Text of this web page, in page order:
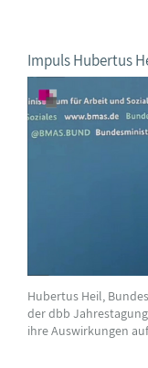
Impuls Hubertus
Hubertus Heil,
der dbb
ihre Auswirkungen